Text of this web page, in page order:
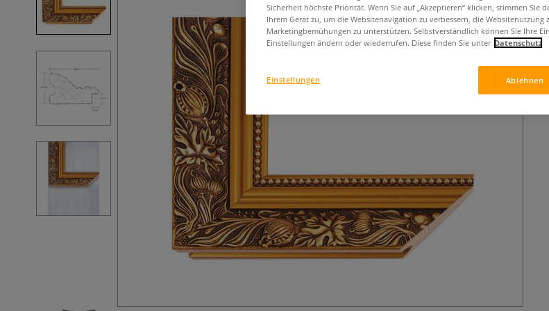
Sicherheit höchste Priorität. Wenn Sie auf „Akzeptieren“ klicken, stimmen Sie
Ihrem Gerät zu, um die Websitenavigation zu verbessern, die Websitenutzung
Marketingbemühungen zu unterstützen. Selbstverständlich können Sie Ihre
Einstellungen ändern oder wiederrufen. Diese finden Sie unter Datenschutz
Ablehnen
Einstellungen